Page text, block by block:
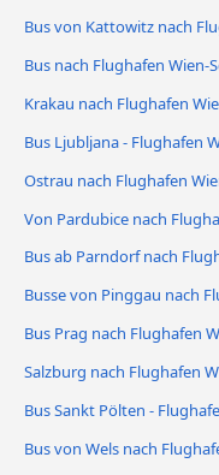
Bus von Kattowitz nach
Bus nach Flughafen
Krakau nach Flughafen
Bus Ljubljana - Flughafen
Ostrau nach Flughafen
Von Pardubice nach
Bus ab Parndorf nach
Busse von Pinggau nach
Bus Prag nach Flughafen
Salzburg nach Flughafen
Bus Sankt Pölten -
Bus von Wels nach